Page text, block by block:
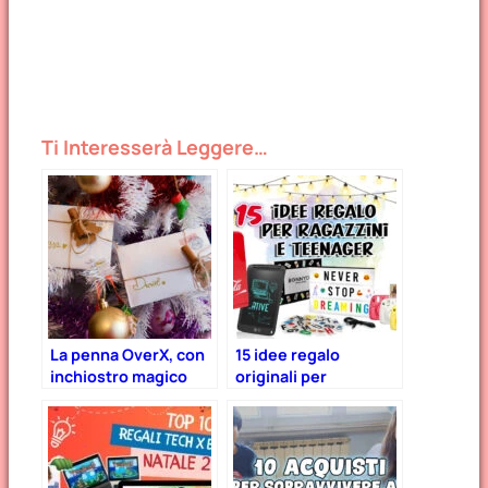
Ti Interesserà Leggere…
La penna OverX, con
inchiostro magico
freddo – Sorpresa da
Babbo Natale!
15 idee regalo
originali per